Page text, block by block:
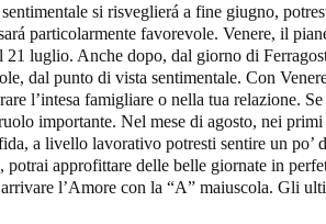
si risveglierá a fine giugno,
particolarmente favorevole. Venere, il
21 luglio. Anche dopo, dal giorno di
dal punto di vista sentimentale. Con
l’intesa famigliare o nella tua relazione.
importante. Nel mese di agosto, nei
a livello lavorativo potresti sentire un po’
potrai approfittare delle belle giornate in
l’Amore con la “A” maiuscola. Gli